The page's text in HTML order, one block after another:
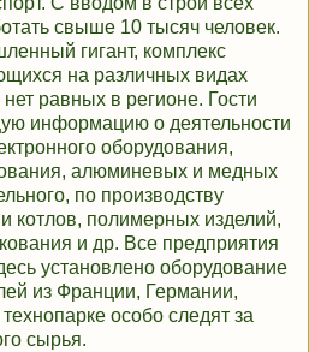
свыше 10 тысяч человек.
гигант, комплекс
на различных видах
равных в регионе. Гости
информацию о деятельности
оборудования,
алюминевых и медных
по производству
котлов, полимерных изделий,
и др. Все предприятия
установлено оборудование
из Франции, Германии,
особо следят за
сырья.